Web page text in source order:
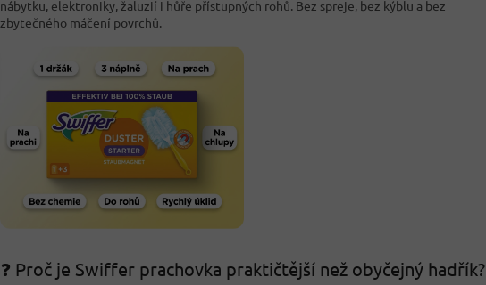
nábytku, elektroniky, žaluzií i hůře přístupných rohů. Bez spreje, bez kýblu a bez
zbytečného máčení povrchů.
❓ Proč je Swiffer prachovka praktičtější než obyčejný hadřík?